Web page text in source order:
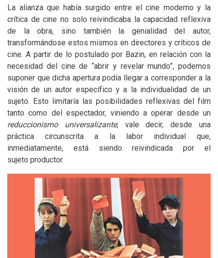
La alianza que había surgido entre el cine moderno y la
crítica de cine no solo reivindicaba la capacidad reflexiva
de la obra, sino también la genialidad del autor,
transformándose estos mismos en directores y críticos de
cine. A partir de lo postulado por Bazin, en relación con la
necesidad del cine de “abrir y revelar mundo”, podemos
suponer que dicha apertura podía llegar a corresponder a la
visión de un autor específico y a la individualidad de un
sujeto. Esto limitaría las posibilidades reflexivas del film
tanto como del espectador, viniendo a operar desde un
reduccionismo universalizante;
vale decir, desde una
práctica circunscrita a la labor individual que,
inmediatamente, está siendo reivindicada por el
sujeto productor.